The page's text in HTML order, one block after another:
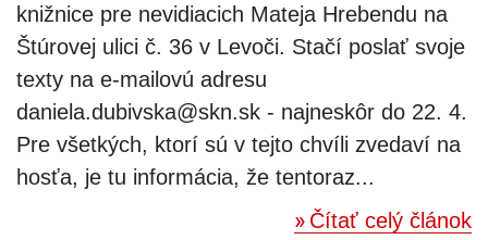
knižnice pre nevidiacich Mateja Hrebendu na
Štúrovej ulici č. 36 v Levoči. Stačí poslať svoje
texty na e-mailovú adresu
daniela.dubivska@skn.sk - najneskôr do 22. 4.
Pre všetkých, ktorí sú v tejto chvíli zvedaví na
hosťa, je tu informácia, že tentoraz...
Čítať celý článok